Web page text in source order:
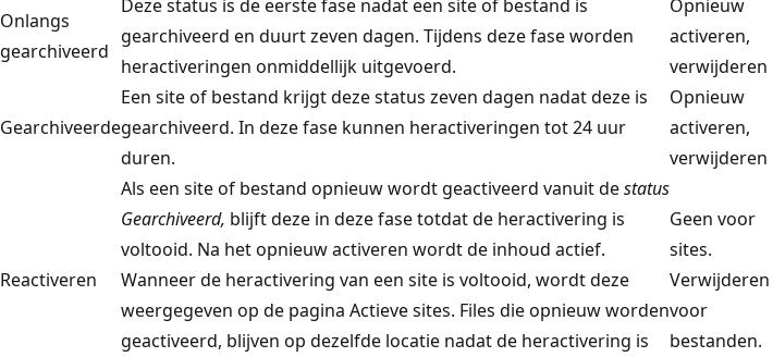
Onlangs
gearchiveerd
Deze status is de eerste fase nadat een site of bestand is
gearchiveerd en duurt zeven dagen. Tijdens deze fase worden
heractiveringen onmiddellijk uitgevoerd.
Opnieuw
activeren,
verwijderen
Gearchiveerde
Een site of bestand krijgt deze status zeven dagen nadat deze is
gearchiveerd. In deze fase kunnen heractiveringen tot 24 uur
duren.
Opnieuw
activeren,
verwijderen
Reactiveren
Als een site of bestand opnieuw wordt geactiveerd vanuit destatus
Gearchiveerd, blijft deze in deze fase totdat de heractivering is
voltooid. Na het opnieuw activeren wordt de inhoud actief.
Wanneer de heractivering van een site is voltooid, wordt deze
weergegeven op de pagina Actieve sites. Files die opnieuw worden
geactiveerd, blijven op dezelfde locatie nadat de heractivering is
Geen voor
sites.
Verwijderen
voor
bestanden.